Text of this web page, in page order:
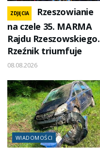
ZDJĘCIA
Rzeszowianie
na czele 35. MARMA
Rajdu Rzeszowskiego.
Rzeźnik triumfuje
08.08.2026
WIADOMOŚCI